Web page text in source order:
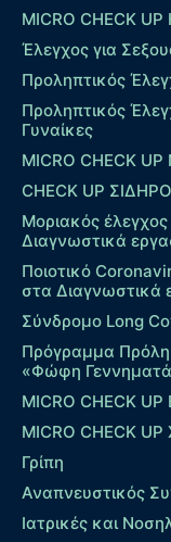
MICRO CHECK
Έλεγχος για
Προληπτικός
Προληπτικός
Γυναίκες
MICRO CHECK
CHECK UP
Μοριακός
Διαγνωστικά
Ποιοτικό
στα Διαγνωστικά
Σύνδρομο Long
Πρόγραμμα
«Φώφη
MICRO CHECK
MICRO CHECK
Γρίπη
Αναπνευστικός
Ιατρικές και